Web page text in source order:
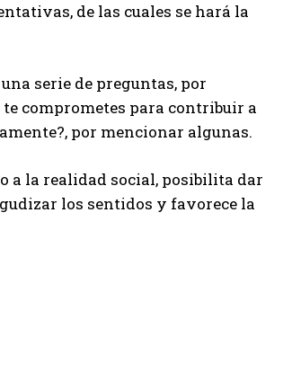
de las cuales se hará la
serie de preguntas, por
te comprometes para contribuir a
por mencionar algunas.
a la realidad social, posibilita dar
los sentidos y favorece la